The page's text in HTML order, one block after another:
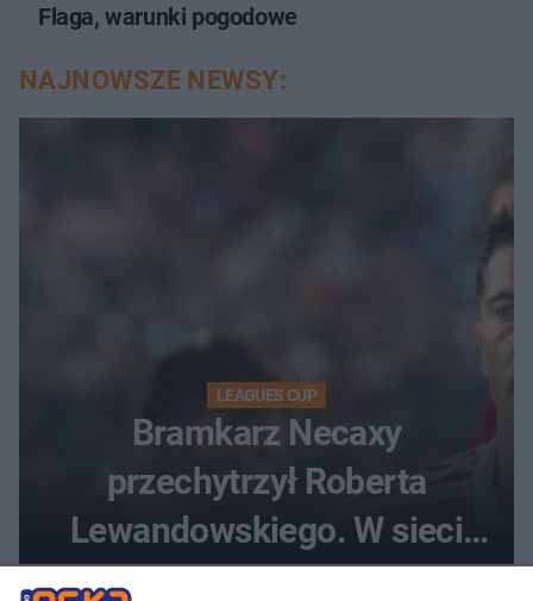
Flaga, warunki pogodowe
NAJNOWSZE NEWSY:
LEAGUES CUP
Bramkarz Necaxy
przechytrzył Roberta
Lewandowskiego. W sieci
krąży wideo z tego pojedynku